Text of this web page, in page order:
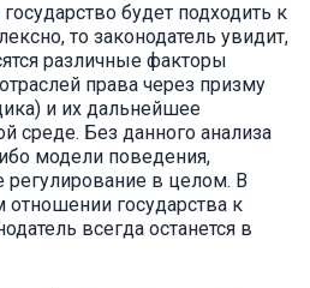
будет подходить к
то законодатель увидит,
различные факторы
права через призму
и их дальнейшее
среде. Без данного анализа
модели поведения,
регулирование в целом. В
государства к
всегда останется в